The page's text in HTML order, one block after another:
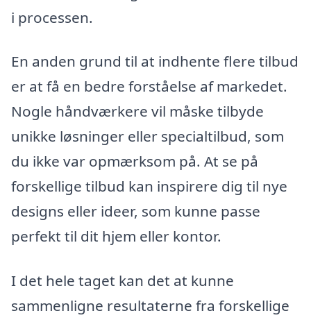
i processen.
En anden grund til at indhente flere tilbud
er at få en bedre forståelse af markedet.
Nogle håndværkere vil måske tilbyde
unikke løsninger eller specialtilbud, som
du ikke var opmærksom på. At se på
forskellige tilbud kan inspirere dig til nye
designs eller ideer, som kunne passe
perfekt til dit hjem eller kontor.
I det hele taget kan det at kunne
sammenligne resultaterne fra forskellige